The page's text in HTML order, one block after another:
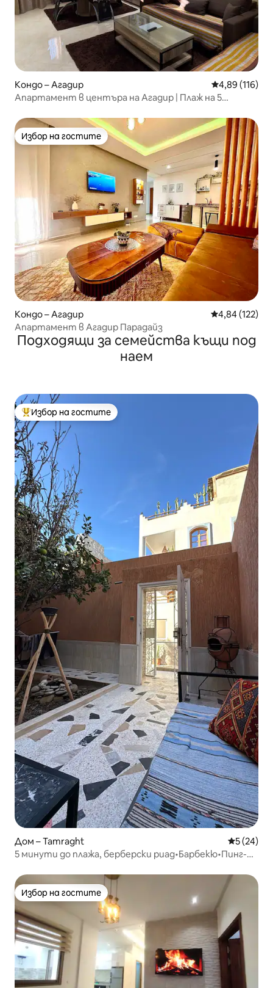
Кондо – Агадир Средна
4,89 (116)
Апартамент в центъра на Агадир | Плаж на 5
Избор на гостите
Избор на гостите
Кондо – Агадир Средна
4,84 (122)
Апартамент в Агадир Парадайз
Подходящи за семейства къщи под
наем
Най-популярен избор на гостите
Избор на гостите
Дом – Tamraght Средна
5 (24)
5 минути до плажа, берберски риад•Барбекю•Пинг-
Избор на гостите
Избор на гостите